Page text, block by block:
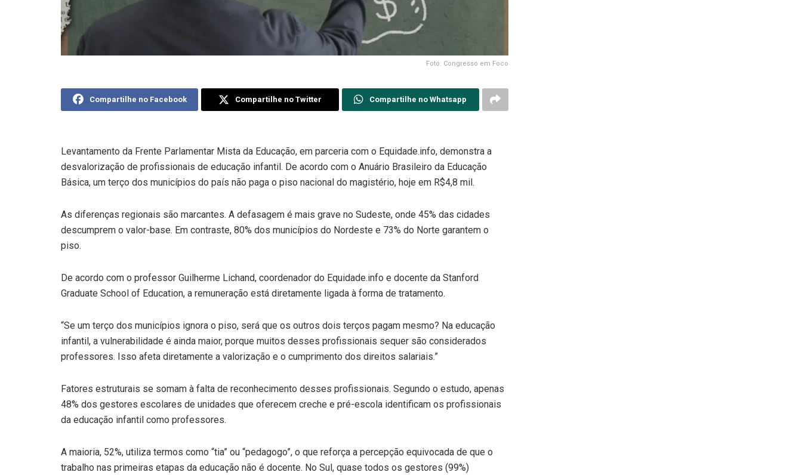
Foto: Congresso em Foco
Compartilhe no Facebook Compartilhe no Twitter Compartilhe no Whatsapp
Levantamento da Frente Parlamentar Mista da Educação, em parceria com o Equidade.info, demonstra a
desvalorização de profissionais de educação infantil. De acordo com o Anuário Brasileiro da Educação
Básica, um terço dos municípios do país não paga o piso nacional do magistério, hoje em R$4,8 mil.
As diferenças regionais são marcantes. A defasagem é mais grave no Sudeste, onde 45% das cidades
descumprem o valor-base. Em contraste, 80% dos municípios do Nordeste e 73% do Norte garantem o
piso.
De acordo com o professor Guilherme Lichand, coordenador do Equidade.info e docente da Stanford
Graduate School of Education, a remuneração está diretamente ligada à forma de tratamento.
“Se um terço dos municípios ignora o piso, será que os outros dois terços pagam mesmo? Na educação
infantil, a vulnerabilidade é ainda maior, porque muitos desses profissionais sequer são considerados
professores. Isso afeta diretamente a valorização e o cumprimento dos direitos salariais.”
Fatores estruturais se somam à falta de reconhecimento desses profissionais. Segundo o estudo, apenas
48% dos gestores escolares de unidades que oferecem creche e pré-escola identificam os profissionais
da educação infantil como professores.
A maioria, 52%, utiliza termos como “tia” ou “pedagogo”, o que reforça a percepção equivocada de que o
trabalho nas primeiras etapas da educação não é docente. No Sul, quase todos os gestores (99%)